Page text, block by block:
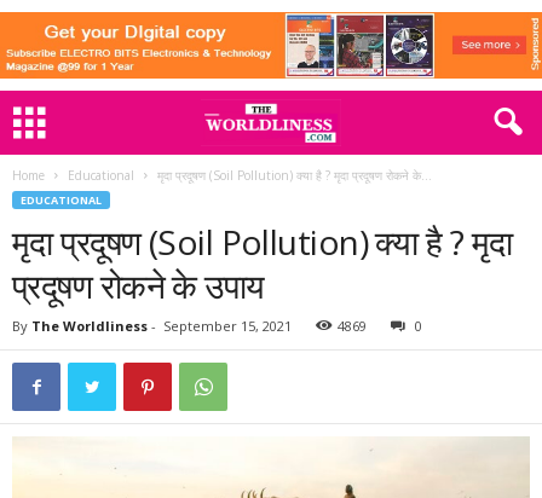
Home Educational मृदा प्रदूषण (Soil Pollution) क्या है ? मृदा प्रदूषण रोकने के...
EDUCATIONAL
मृदा प्रदूषण (Soil Pollution) क्या है ? मृदा
प्रदूषण रोकने के उपाय
By The Worldliness - September 15, 2021 4869 0